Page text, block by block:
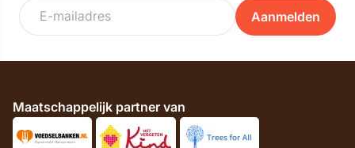
Aanmelden
Maatschappelijk partner van